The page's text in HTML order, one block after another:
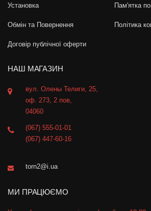
Установка Пам'ятка
Обмін та Повернення Політика
Договір публічної оферти
НАШ МАГАЗИН
вул. Олены Телиги, 25,
оф. 273, 2 пов,
04060
(067) 555-01-01
(067) 447-60-16
torn2@i.ua
МИ ПРАЦЮЄМО